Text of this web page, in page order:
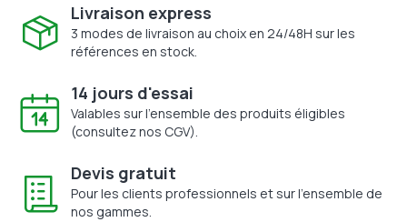
Livraison express
3 modes de livraison au choix en 24/48H sur les
références en stock.
14 jours d'essai
Valables sur l'ensemble des produits éligibles
(consultez nos CGV).
Devis gratuit
Pour les clients professionnels et sur l'ensemble de
nos gammes.